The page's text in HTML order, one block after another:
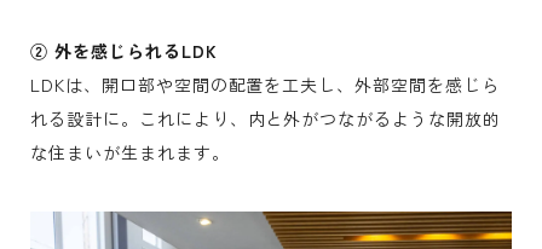
② 外を感じられるLDK
LDKは、開口部や空間の配置を工夫し、外部空間を感じら
れる設計に。これにより、内と外がつながるような開放的
な住まいが生まれます。